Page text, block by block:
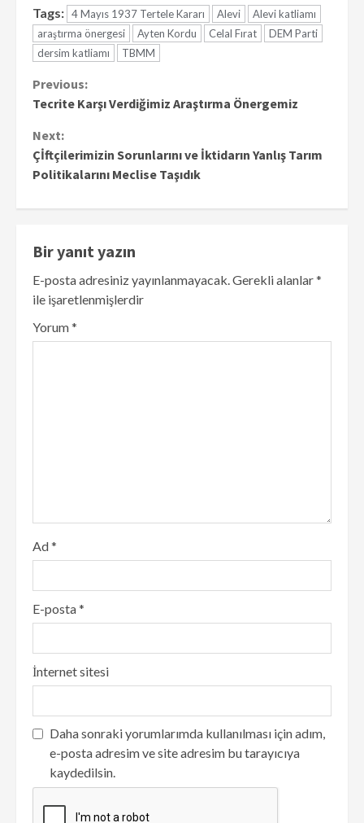
Tags: 4 Mayıs 1937 Tertele Kararı Alevi
Alevi katliamı
araştırma önergesi
Ayten Kordu Celal Fırat
DEM Parti
dersim katliamı
TBMM
Continue
Reading
Previous:
Tecrite Karşı Verdiğimiz Araştırma Önergemiz
Next:
Çİftçilerimizin Sorunlarını ve İktidarın Yanlış Tarım
Politikalarını Meclise Taşıdık
Bir yanıt yazın
E-posta adresiniz yayınlanmayacak.Gerekli alanlar*
ile işaretlenmişlerdir
Yorum*
Ad*
E-posta*
İnternet sitesi
Daha sonraki yorumlarımda kullanılması için adım,
e-posta adresim ve site adresim bu tarayıcıya
kaydedilsin.